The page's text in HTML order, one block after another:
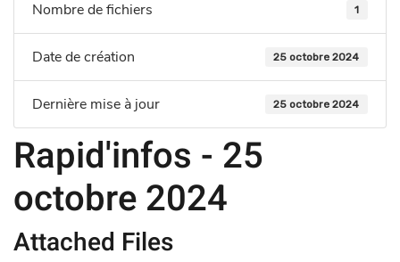
Nombre de fichiers 1
Date de création 25 octobre 2024
Dernière mise à jour 25 octobre 2024
Rapid'infos - 25
octobre 2024
Attached Files